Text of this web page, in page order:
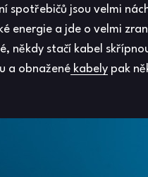
spotřebičů jsou velmi
energie a jde o velmi
někdy stačí kabel
a obnažené kabely pak